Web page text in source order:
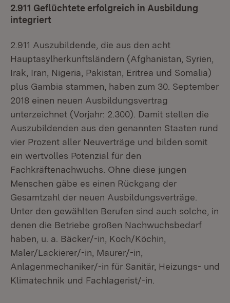
2.911 Geflüchtete erfolgreich in Ausbildung
integriert
2.911 Auszubildende, die aus den acht
Hauptasylherkunftsländern (Afghanistan, Syrien,
Irak, Iran, Nigeria, Pakistan, Eritrea und Somalia)
plus Gambia stammen, haben zum 30. September
2018 einen neuen Ausbildungsvertrag
unterzeichnet (Vorjahr: 2.300). Damit stellen die
Auszubildenden aus den genannten Staaten rund
vier Prozent aller Neuverträge und bilden somit
ein wertvolles Potenzial für den
Fachkräftenachwuchs. Ohne diese jungen
Menschen gäbe es einen Rückgang der
Gesamtzahl der neuen Ausbildungsverträge.
Unter den gewählten Berufen sind auch solche, in
denen die Betriebe großen Nachwuchsbedarf
haben, u. a. Bäcker/-in, Koch/Köchin,
Maler/Lackierer/-in, Maurer/-in,
Anlagenmechaniker/-in für Sanitär, Heizungs- und
Klimatechnik und Fachlagerist/-in.